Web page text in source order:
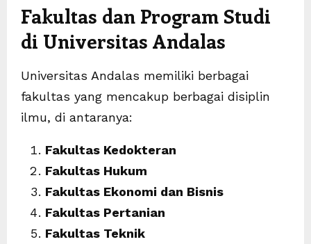
Fakultas dan Program Studi
di Universitas Andalas
Universitas Andalas memiliki berbagai
fakultas yang mencakup berbagai disiplin
ilmu, di antaranya:
Fakultas Kedokteran
Fakultas Hukum
Fakultas Ekonomi dan Bisnis
Fakultas Pertanian
Fakultas Teknik